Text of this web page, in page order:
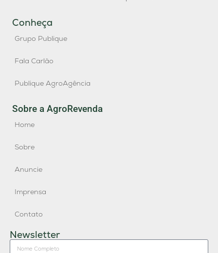
Conheça
Grupo Publique
Fala Carlão
Publique AgroAgência
Sobre a AgroRevenda
Home
Sobre
Anuncie
Imprensa
Contato
Newsletter